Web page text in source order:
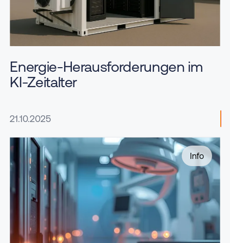
Energie-Herausforderungen im
KI-Zeitalter
21.10.2025
Info